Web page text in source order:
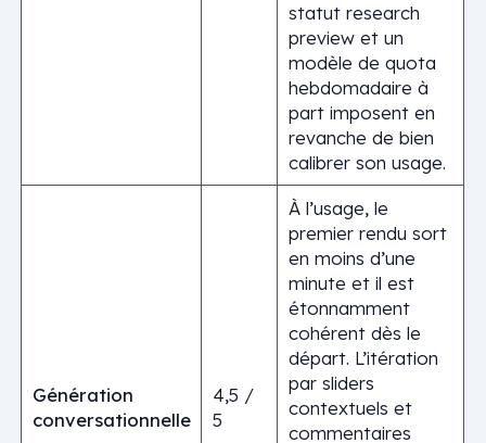
statut research
preview et un
modèle de quota
hebdomadaire à
part imposent en
revanche de bien
calibrer son usage.
Génération
conversationnelle
4,5 /
5
À l’usage, le
premier rendu sort
en moins d’une
minute et il est
étonnamment
cohérent dès le
départ. L’itération
par sliders
contextuels et
commentaires